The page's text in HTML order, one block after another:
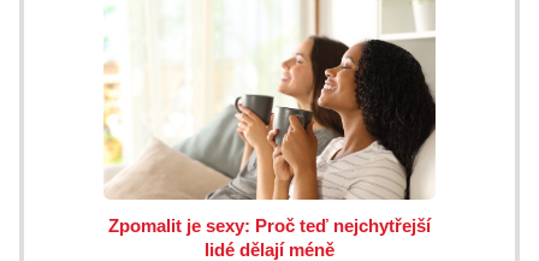
Zpomalit je sexy: Proč teď nejchytřejší
lidé dělají méně